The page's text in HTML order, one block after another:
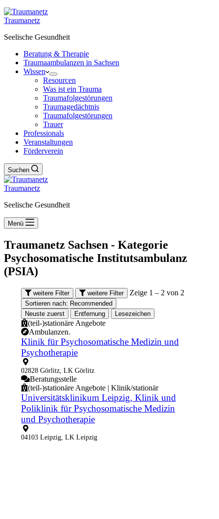
Traumanetz
Seelische Gesundheit
Beratung & Therapie
Traumaambulanzen in Sachsen
Wissen
Resourcen
Was ist ein Trauma
Traumafolgestörungen
Traumagedächtnis
Traumafolgestörungen
Trauer
Professionals
Veranstaltungen
Förderverein
Suchen
Traumanetz
Seelische Gesundheit
Menü
Traumanetz Sachsen - Kategorie
Psychosomatische Institutsambulanz
(PSIA)
weitere Filter weitere Filter Zeige 1 – 2 von 2
Sortieren nach: Recommended
Neuste zuerst
Entfernung Lesezeichen
(teil-)stationäre Angebote
Ambulanzen.
Klinik für Psychosomatische Medizin und
Psychotherapie
02828 Görlitz, LK Görlitz
Beratungsstelle
(teil-)stationäre Angebote | Klinik/stationär
Universitätsklinikum Leipzig, Klinik und
Poliklinik für Psychosomatische Medizin
und Psychotherapie
04103 Leipzig, LK Leipzig